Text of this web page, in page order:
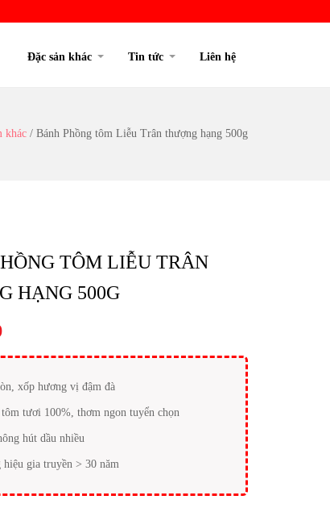
Đặc sản khác Tin tức Liên hệ
khác / Bánh Phồng tôm Liễu Trân thượng hạng 500g
TÔM LIỄU TRÂN
HẠNG 500G
xốp hương vị đậm đà
tươi 100%, thơm ngon tuyển chọn
hút dầu nhiều
hiệu gia truyền > 30 năm